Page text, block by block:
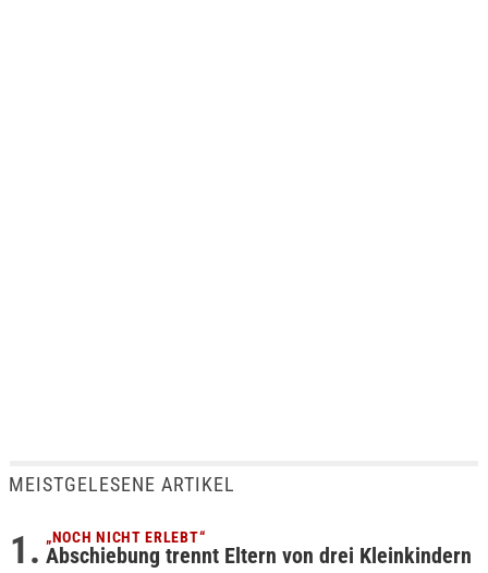
MEISTGELESENE ARTIKEL
„NOCH NICHT ERLEBT“
Abschiebung trennt Eltern von drei Kleinkindern